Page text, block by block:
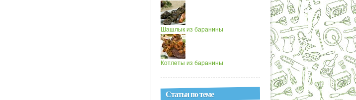
Шашлык из баранины
Котлеты из баранины
Статьи по теме